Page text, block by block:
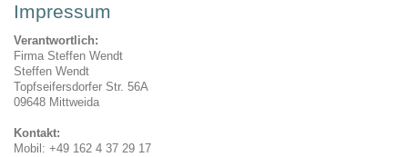
Impressum
Verantwortlich:
Firma Steffen Wendt
Steffen Wendt
Topfseifersdorfer Str. 56A
09648 Mittweida
Kontakt:
Mobil: +49 162 4 37 29 17